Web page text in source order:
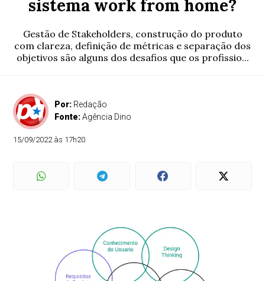
sistema work from home?
Gestão de Stakeholders, construção do produto
com clareza, definição de métricas e separação dos
objetivos são alguns dos desafios que os profissio...
Por: Redação
Fonte:Agência Dino
15/09/2022 às 17h20